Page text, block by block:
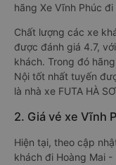
hãng Xe Vĩnh Phúc
Chất lượng các xe
được đánh giá 4.7,
khách. Trong đó
Nội tốt nhất tuyến
là nhà xe FUTA HÀ
2. Giá vé xe Vĩnh
Hiện tại, theo cập
khách đi Hoàng Mai